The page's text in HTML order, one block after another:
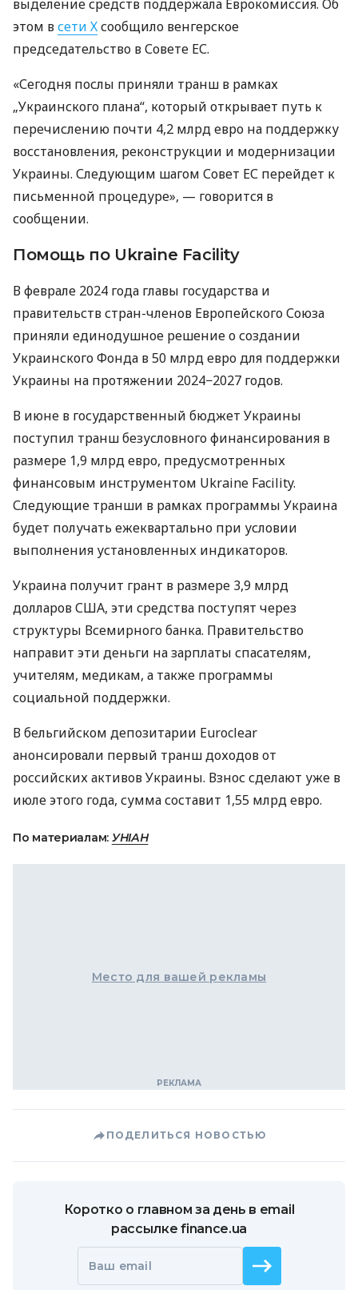
выделение средств поддержала Еврокомиссия. Об
этом всети Хсообщило венгерское
председательство в Совете ЕС.
«Сегодня послы приняли транш в рамках
„Украинского плана“, который открывает путь к
перечислению почти 4,2 млрд евро на поддержку
восстановления, реконструкции и модернизации
Украины. Следующим шагом Совет ЕС перейдет к
письменной процедуре», — говорится в
сообщении.
Помощь по Ukraine Facility
В феврале 2024 года главы государства и
правительств стран-членов Европейского Союза
приняли единодушное решение о создании
Украинского Фонда в 50 млрд евро для поддержки
Украины на протяжении 2024−2027 годов.
В июне в государственный бюджет Украины
поступил транш безусловного финансирования в
размере 1,9 млрд евро, предусмотренных
финансовым инструментом Ukraine Facility.
Следующие транши в рамках программы Украина
будет получать ежеквартально при условии
выполнения установленных индикаторов.
Украина получит грант в размере 3,9 млрд
долларов США, эти средства поступят через
структуры Всемирного банка. Правительство
направит эти деньги на зарплаты спасателям,
учителям, медикам, а также программы
социальной поддержки.
В бельгийском депозитарии Euroclear
анонсировали первый транш доходов от
российских активов Украины. Взнос сделают уже в
июле этого года, сумма составит 1,55 млрд евро.
По материалам: УНІАН
Место для вашей рекламы
ПОДЕЛИТЬСЯ НОВОСТЬЮ
Коротко о главном за день в email
рассылке finance.ua
Ваш email